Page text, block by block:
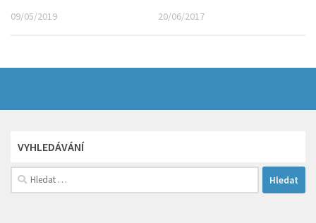
09/05/2019 20/06/2017
VYHLEDÁVÁNÍ
Vyhledávání